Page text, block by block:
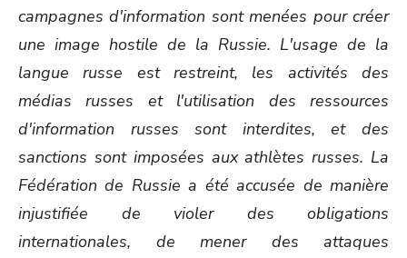
campagnes d'information sont menées pour créer
une image hostile de la Russie. L'usage de la
langue russe est restreint, les activités des
médias russes et l'utilisation des ressources
d'information russes sont interdites, et des
sanctions sont imposées aux athlètes russes. La
Fédération de Russie a été accusée de manière
injustifiée de violer des obligations
internationales, de mener des attaques